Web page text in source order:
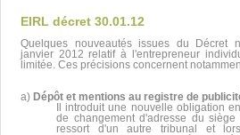
EIRL décret 30.01.12
Quelques nouveautés issues du Décret
janvier 2012 relatif à l'entrepreneur
limitée. Ces précisions concernent
a) Dépôt et mentions au registre de
Il introduit une nouvelle obligation
de changement d'adresse du siège
ressort d'un autre tribunal et